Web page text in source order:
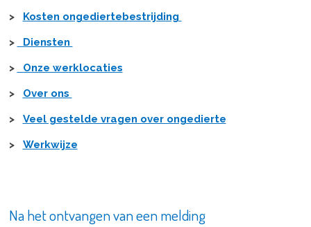
> Kosten ongediertebestrijding
> Diensten
> Onze werklocaties
> Over ons
> Veel gestelde vragen over ongedierte
> Werkwijze
Na het ontvangen van een melding